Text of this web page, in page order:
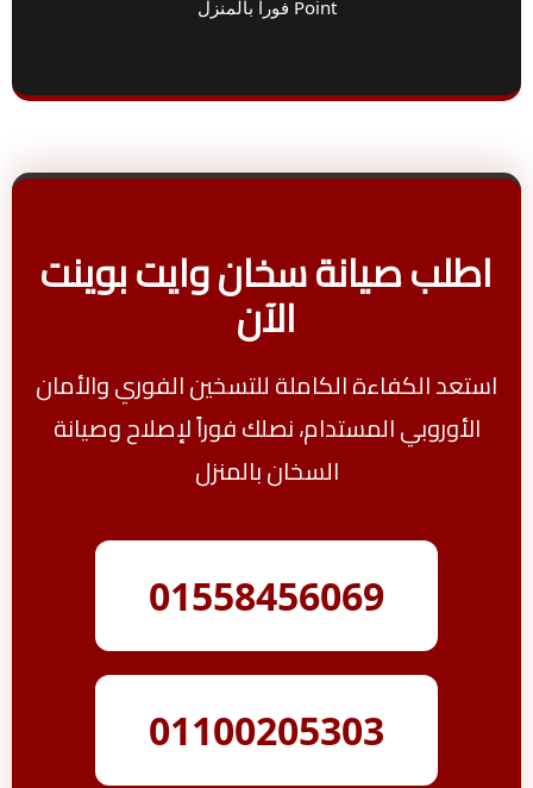
Point فوراً بالمنزل
اطلب صيانة سخان وايت بوينت
الآن
استعد الكفاءة الكاملة للتسخين الفوري والأمان
الأوروبي المستدام، نصلك فوراً لإصلاح وصيانة
السخان بالمنزل
01558456069
01100205303